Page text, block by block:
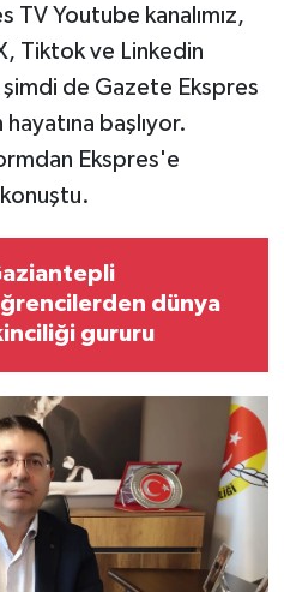
TV Youtube kanalımız,
Tiktok ve Linkedin
şimdi de Gazete Ekspres
hayatına başlıyor.
Ekspres'e
dünya
gururu